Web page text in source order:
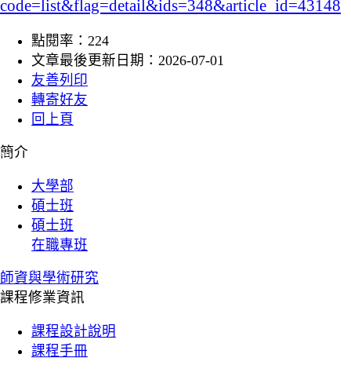
code=list&flag=detail&ids=348&article_id=43148
點閱率：224
文章最後更新日期：2026-07-01
友善列印
轉寄好友
回上頁
:::
簡介
大學部
碩士班
碩士班
在職專班
師資與學術研究
課程修業資訊
課程設計說明
課程手冊